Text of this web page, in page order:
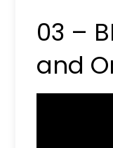
03 –
and